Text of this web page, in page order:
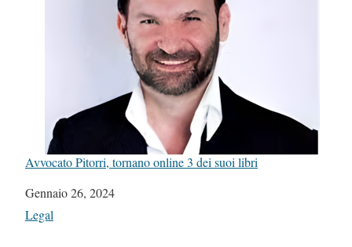
Avvocato Pitorri, tornano online 3 dei suoi libri
Data
Gennaio 26, 2024
In relazione a
Legal